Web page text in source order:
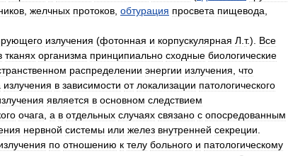
желчных протоков обтурация просвета пищевода
излучения (фотонная и корпускулярная Л т.). Все
тканях организма принципиально сходные биологические
распределении энергии излучения что
излучения в зависимости от локализации патологического
является в основном следствием
очага а в отдельных случаях связано с опосредованным
нервной системы или желез внутренней секреции
по отношению к телу больного и патологическому